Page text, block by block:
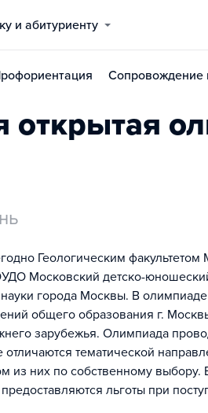
и абитуриенту
Сопровождение
открытая
Геологическим факультетом
Московский детско-
города Москвы. В
общего образования г.
зарубежья. Олимпиада
отличаются тематической
из них по собственному
льготы при